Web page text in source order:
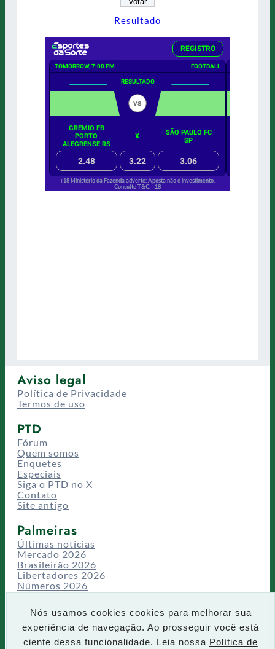
Nós usamos cookies cookies para melhorar sua
experiência de navegação. Ao prosseguir você está
ciente dessa funcionalidade. Leia nossa Política de
Resultado
Aviso legal
Política de Privacidade
Termos de uso
PTD
Fórum
Quem somos
Enquetes
Especiais
Siga o PTD no X
Contato
Site antigo
Palmeiras
Últimas notícias
Mercado 2026
Brasileirão 2026
Libertadores 2026
Números 2026
Campeonatos
Temporadas
CT/Centro de Excelência
Busca